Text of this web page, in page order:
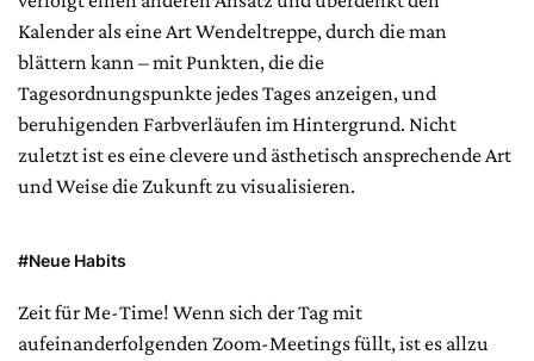
Kalender als eine Art Wendeltreppe, durch die man
blättern kann – mit Punkten, die die
Tagesordnungspunkte jedes Tages anzeigen, und
beruhigenden Farbverläufen im Hintergrund. Nicht
zuletzt ist es eine clevere und ästhetisch ansprechende Art
und Weise die Zukunft zu visualisieren.
#Neue Habits
Zeit für Me-Time! Wenn sich der Tag mit
aufeinanderfolgenden Zoom-Meetings füllt, ist es allzu